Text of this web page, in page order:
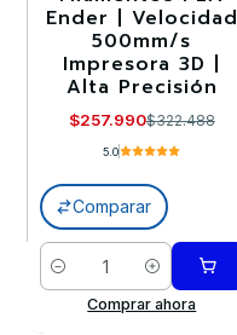
Ender | Velocidad
500mm/s
Impresora 3D |
Alta Precisión
$257.990$322.488
5.0
Comparar
Cantidad
Comprar ahora